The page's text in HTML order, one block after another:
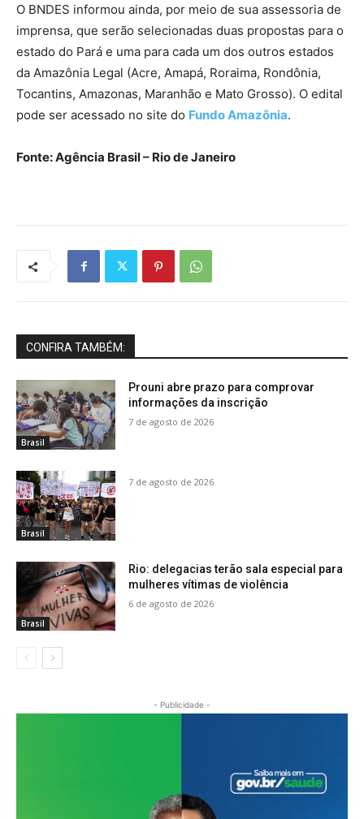
O BNDES informou ainda, por meio de sua assessoria de
imprensa, que serão selecionadas duas propostas para o
estado do Pará e uma para cada um dos outros estados
da Amazônia Legal (Acre, Amapá, Roraima, Rondônia,
Tocantins, Amazonas, Maranhão e Mato Grosso). O edital
pode ser acessado no site do Fundo Amazônia.
Fonte: Agência Brasil – Rio de Janeiro
CONFIRA TAMBÉM:
Brasil
Prouni abre prazo para comprovar
informações da inscrição
7 de agosto de 2026
Brasil
7 de agosto de 2026
Brasil
Rio: delegacias terão sala especial para
mulheres vítimas de violência
6 de agosto de 2026
- Publicidade -